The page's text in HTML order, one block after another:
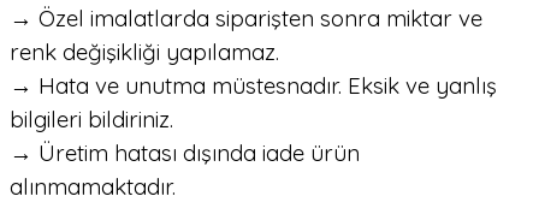
→ Özel imalatlarda siparişten sonra miktar ve
renk değişikliği yapılamaz.
→ Hata ve unutma müstesnadır. Eksik ve yanlış
bilgileri bildiriniz.
→ Üretim hatası dışında iade ürün
alınmamaktadır.